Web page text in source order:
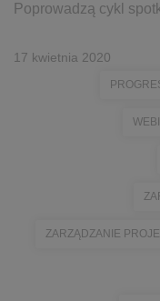
Poprowadzą cykl
17 kwietnia 2020
ZARZĄDZANIE